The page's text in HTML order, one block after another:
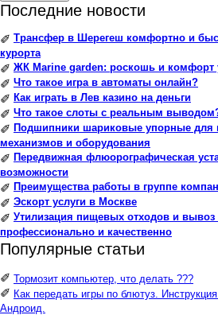
Последние новости
✐ Трансфер в Шерегеш комфортно и
курорта
✐ ЖК Marine garden: роскошь и комфорт
✐ Что такое игра в автоматы онлайн?
✐ Как играть в Лев казино на деньги
✐ Что такое слоты с реальным
✐ Подшипники шариковые упорные для
механизмов и оборудования
✐ Передвижная флюорографическая
возможности
✐ Преимущества работы в группе
✐ Эскорт услуги в Москве
✐ Утилизация пищевых отходов и вывоз
профессионально и качественно
Популярные статьи
✐ Тормозит компьютер, что делать ???
✐ Как передать игры по блютуз.
Андроид.